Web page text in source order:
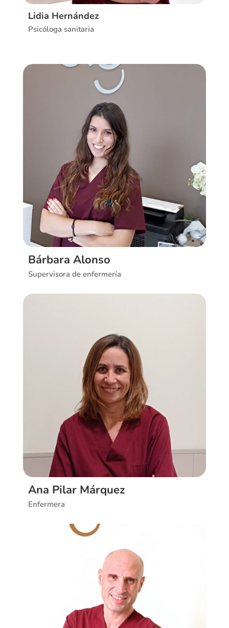
Lidia Hernández
Psicóloga sanitaria
Ver CV
Bárbara Alonso
Supervisora de enfermería
Ver CV
Ana Pilar Márquez
Enfermera